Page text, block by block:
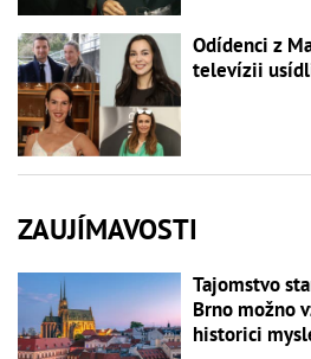
Odídenci z
televízii
ZAUJÍMAVOSTI
Tajomstvo
Brno možno
historici